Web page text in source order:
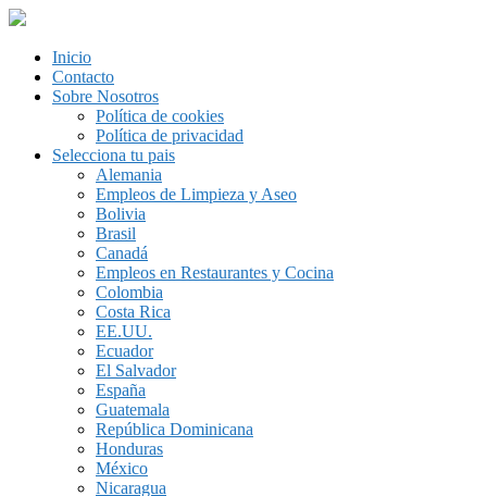
Inicio
Contacto
Sobre Nosotros
Política de cookies
Política de privacidad
Selecciona tu pais
Alemania
Empleos de Limpieza y Aseo
Bolivia
Brasil
Canadá
Empleos en Restaurantes y Cocina
Colombia
Costa Rica
EE.UU.
Ecuador
El Salvador
España
Guatemala
República Dominicana
Honduras
México
Nicaragua